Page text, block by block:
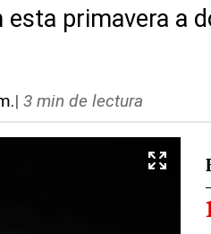
primavera a
| 3 min de lectura